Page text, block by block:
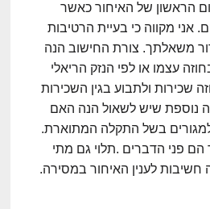
הראשון של האיחור כאשר
על 3 חודשים. אני מקווה כי בעיית הרטיבות
משאלתך. צורת החישוב הנה
עצמו או לפי הנזק הריאלי
שכירות ולתבוע בגין השכירות
נוספת שיש לשאול הנה האם
בשל התקלה המתוארת.
הם פני הדברים .תלוי גם מתי
לענין האיחור במסירה.